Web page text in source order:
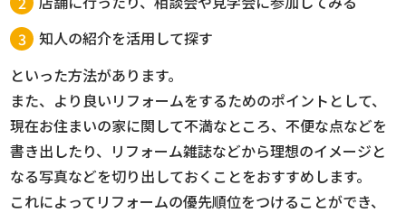
知人の紹介を活用して探す
といった方法があります。
また、より良いリフォームをするためのポイントとして、
現在お住まいの家に関して不満なところ、不便な点などを
書き出したり、リフォーム雑誌などから理想のイメージと
なる写真などを切り出しておくことをおすすめします。
これによってリフォームの優先順位をつけることができ、